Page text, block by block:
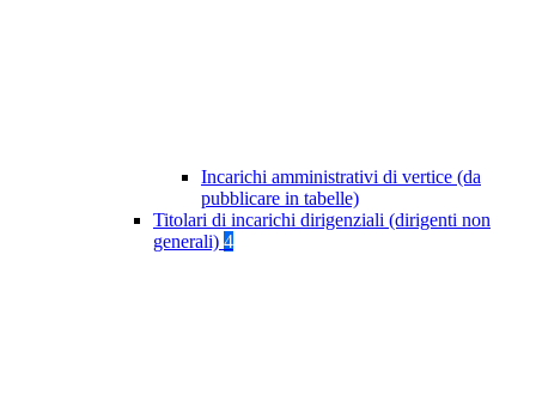
Incarichi amministrativi di vertice (da
pubblicare in tabelle)
Titolari di incarichi dirigenziali (dirigenti non
generali) 4